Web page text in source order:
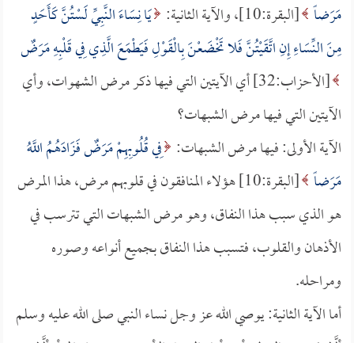
مَرَضاً [البقرة:10]، والآية الثانية:
يَا نِسَاءَ النَّبِيِّ لَسْتُنَّ كَأَحَدٍ
مِنَ النِّسَاءِ إِنِ اتَّقَيْتُنَّ فَلا تَخْضَعْنَ بِالْقَوْلِ فَيَطْمَعَ الَّذِي فِي قَلْبِهِ مَرَضٌ
[الأحزاب:32] أي الآيتين التي فيها ذكر مرض الشهوات، وأي
الآيتين التي فيها مرض الشبهات؟
الآية الأولى: فيها مرض الشبهات: فِي قُلُوبِهِمْ مَرَضٌ فَزَادَهُمُ اللَّهُ
مَرَضاً
[البقرة:10] هؤلاء المنافقون في قلوبهم مرض، هذا المرض
هو الذي سبب هذا النفاق، وهو مرض الشبهات التي تترسب في
الأذهان والقلوب، فتسبب هذا النفاق بجميع أنواعه وصوره
ومراحله.
أما الآية الثانية: يوصي الله عز وجل نساء النبي صلى الله عليه وسلم